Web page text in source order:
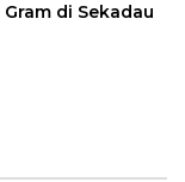
di Sekadau